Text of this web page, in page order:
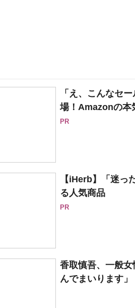
「え、こんなセ
場！Amazonの本
PR
【iHerb】「迷っ
る人気商品
PR
香取慎吾、一般
んでまいります